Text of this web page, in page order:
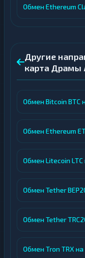
Обмен Ethereum
Другие
карта Драмы
Обмен Bitcoin BTC
Обмен Ethereum
Обмен Litecoin
Обмен Tether
Обмен Tether
Обмен Tron TRX